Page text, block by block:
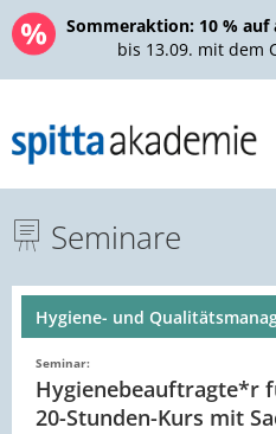
Sommeraktion: 10 %
bis 13.09. mit dem
Seminare
Hygiene- und
Seminar:
Hygienebeauftragte*r
20-Stunden-Kurs mit